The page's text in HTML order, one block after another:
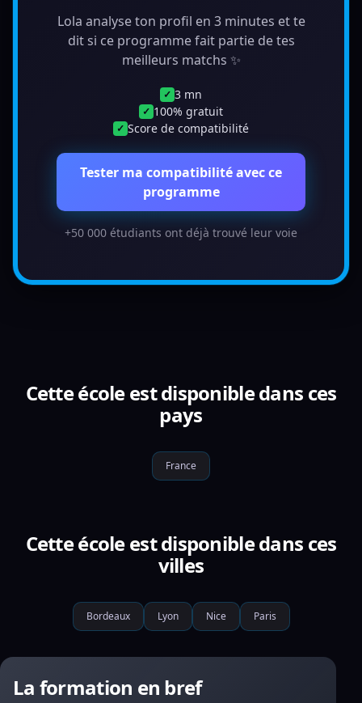
Lola analyse ton profil en 3 minutes et te
dit si ce programme fait partie de tes
meilleurs matchs ✨
✓ 3 mn
✓ 100% gratuit
✓ Score de compatibilité
Tester ma compatibilité avec ce
programme
+50 000 étudiants ont déjà trouvé leur voie
Cette école est disponible dans ces
pays
France
Cette école est disponible dans ces
villes
Bordeaux Lyon Nice Paris
La formation en bref